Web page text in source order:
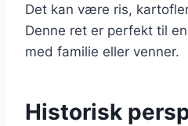
Det kan være ris,
Denne ret er perfekt til
med familie eller venner.
Historisk